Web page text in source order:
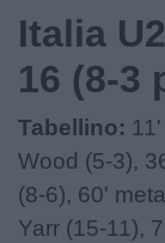
Italia
16 (8-3
Tabellino:
Wood (5-3),
(8-6), 60'
Yarr (15-11),